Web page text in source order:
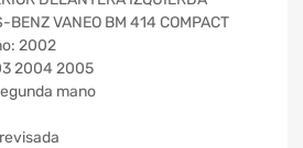
BENZ VANEO BM 414 COMPACT
2002
2004 2005
mano